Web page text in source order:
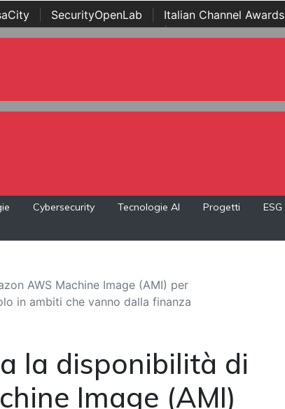
SecurityOpenLab Italian Channel Awards
Awards | ...
Cybersecurity Tecnologie AI Progetti ESG
AWS Machine Image (AMI) per
in ambiti che vanno dalla finanza
la disponibilità di
Image (AMI)